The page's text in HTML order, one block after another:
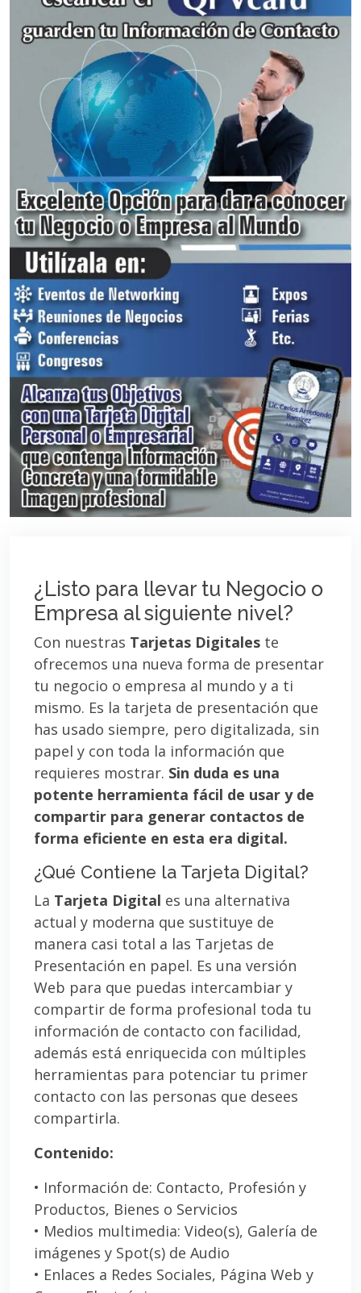
¿Listo para llevar tu Negocio o
Empresa al siguiente nivel?
Con nuestras Tarjetas Digitales te
ofrecemos una nueva forma de presentar
tu negocio o empresa al mundo y a ti
mismo. Es la tarjeta de presentación que
has usado siempre, pero digitalizada, sin
papel y con toda la información que
requieres mostrar. Sin duda es una
potente herramienta fácil de usar y de
compartir para generar contactos de
forma eficiente en esta era digital.
¿Qué Contiene la Tarjeta Digital?
La Tarjeta Digital es una alternativa
actual y moderna que sustituye de
manera casi total a las Tarjetas de
Presentación en papel. Es una versión
Web para que puedas intercambiar y
compartir de forma profesional toda tu
información de contacto con facilidad,
además está enriquecida con múltiples
herramientas para potenciar tu primer
contacto con las personas que desees
compartirla.
Contenido:
• Información de: Contacto, Profesión y
Productos, Bienes o Servicios
• Medios multimedia: Video(s), Galería de
imágenes y Spot(s) de Audio
• Enlaces a Redes Sociales, Página Web y